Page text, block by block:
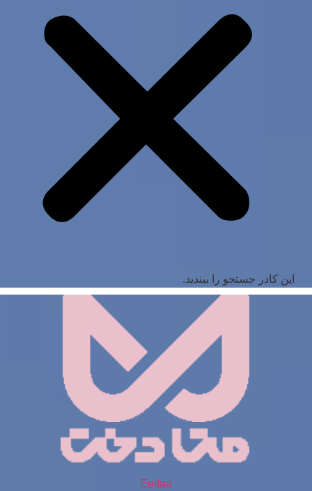
این کادر جستجو را ببندید.
Eeitaa